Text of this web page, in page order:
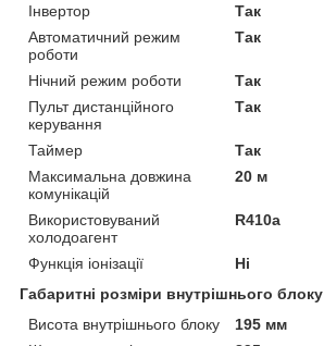
Інвертор
Так
Автоматичний режим
роботи
Так
Нічний режим роботи
Так
Пульт дистанційного
керування
Так
Таймер
Так
Максимальна довжина
комунікацій
20 м
Використовуваний
холодоагент
R410a
Функція іонізації
Ні
Габаритні розміри внутрішнього блоку
Висота внутрішнього блоку
195 мм